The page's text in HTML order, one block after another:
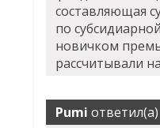
составляющая
по
новичком
рассчитывали
Pumi ответил(а)